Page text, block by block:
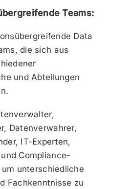
Teams:
Data
die sich aus
und Abteilungen
Datenverwahrer,
IT-Experten,
Compliance-
unterschiedliche
Fachkenntnisse zu